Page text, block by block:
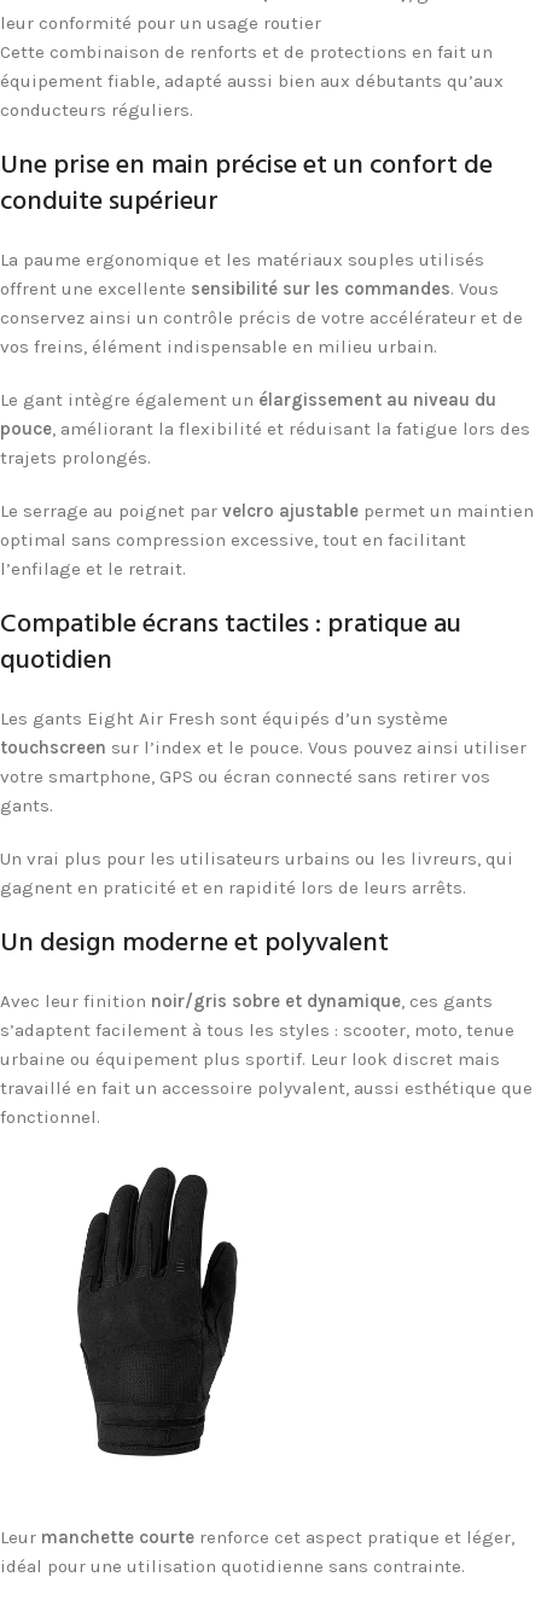
leur conformité pour un usage routier
Cette combinaison de renforts et de protections en fait un
équipement fiable, adapté aussi bien aux débutants qu’aux
conducteurs réguliers.
Une prise en main précise et un confort de
conduite supérieur
La paume ergonomique et les matériaux souples utilisés
offrent une excellente sensibilité sur les commandes. Vous
conservez ainsi un contrôle précis de votre accélérateur et de
vos freins, élément indispensable en milieu urbain.
Le gant intègre également un élargissement au niveau du
pouce, améliorant la flexibilité et réduisant la fatigue lors des
trajets prolongés.
Le serrage au poignet par velcro ajustable permet un maintien
optimal sans compression excessive, tout en facilitant
l’enfilage et le retrait.
Compatible écrans tactiles : pratique au
quotidien
Les gants Eight Air Fresh sont équipés d’un système
touchscreen sur l’index et le pouce. Vous pouvez ainsi utiliser
votre smartphone, GPS ou écran connecté sans retirer vos
gants.
Un vrai plus pour les utilisateurs urbains ou les livreurs, qui
gagnent en praticité et en rapidité lors de leurs arrêts.
Un design moderne et polyvalent
Avec leur finition noir/gris sobre et dynamique, ces gants
s’adaptent facilement à tous les styles : scooter, moto, tenue
urbaine ou équipement plus sportif. Leur look discret mais
travaillé en fait un accessoire polyvalent, aussi esthétique que
fonctionnel.
Leur manchette courte renforce cet aspect pratique et léger,
idéal pour une utilisation quotidienne sans contrainte.